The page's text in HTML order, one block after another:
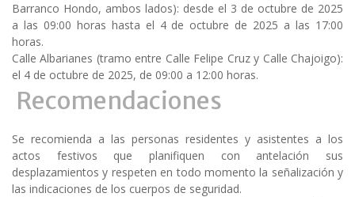
Barranco Hondo, ambos lados): desde el 3 de octubre de 2025
a las 09:00 horas hasta el 4 de octubre de 2025 a las 17:00
horas.
Calle Albarianes (tramo entre Calle Felipe Cruz y Calle Chajoigo):
el 4 de octubre de 2025, de 09:00 a 12:00 horas.
Recomendaciones
Se recomienda a las personas residentes y asistentes a los
actos festivos que planifiquen con antelación sus
desplazamientos y respeten en todo momento la señalización y
las indicaciones de los cuerpos de seguridad.